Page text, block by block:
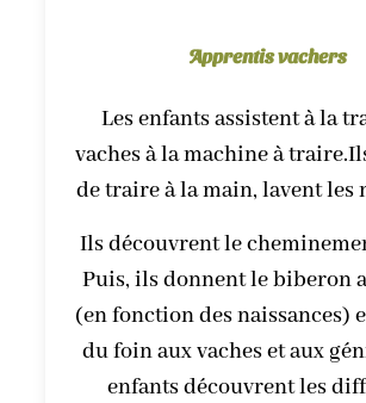
Apprentis vachers
Les enfants assistent à la
vaches à la machine à
de traire à la main, lavent les
Ils découvrent le
Puis, ils donnent le biberon
(en fonction des naissances)
du foin aux vaches et aux
enfants découvrent les